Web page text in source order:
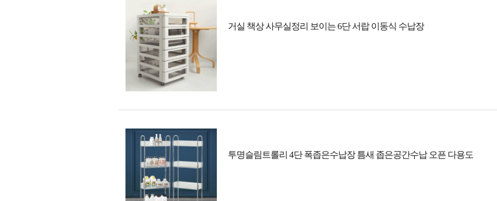
거실 책상 사무실정리 보이는 6단 서랍 이동식 수납장
투명슬림트롤리 4단 폭좁은수납장 틈새 좁은공간수납 오픈 다용도